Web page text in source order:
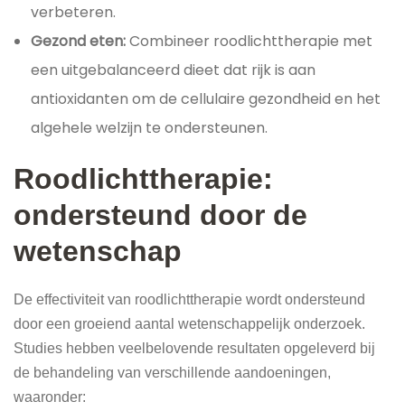
verbeteren.
Gezond eten:Combineer roodlichttherapie met
een uitgebalanceerd dieet dat rijk is aan
antioxidanten om de cellulaire gezondheid en het
algehele welzijn te ondersteunen.
Roodlichttherapie:
ondersteund door de
wetenschap
De effectiviteit van roodlichttherapie wordt ondersteund
door een groeiend aantal wetenschappelijk onderzoek.
Studies hebben veelbelovende resultaten opgeleverd bij
de behandeling van verschillende aandoeningen,
waaronder: